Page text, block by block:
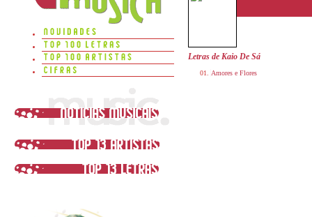
Letras de Kaio De Sá
Amores e Flores